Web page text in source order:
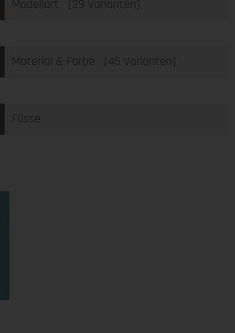
Modellart [29 Varianten]
Material & Farbe [45 Varianten]
Füsse